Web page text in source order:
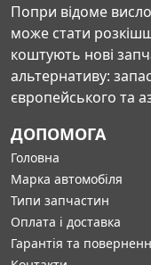
Попри відоме
може стати
коштують нові
альтернативу:
європейського та
ДОПОМОГА
Головна
Марка автомобіля
Типи запчастин
Оплата і доставка
Гарантія та